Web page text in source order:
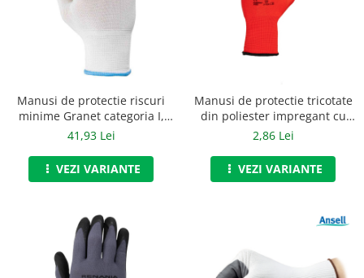
Sisteme de acces in canale
Sandale de protectie
Bocanci de protectie
Accesorii
Incaltaminte alba de protectie
Incaltaminte ESD
Manusi de protectie riscuri
minime Granet categoria I,
Renania, art.3C28 (1041)
41,93 Lei
VEZI VARIANTE
Manusi de protectie tricotate
din poliester impregant cu
latex FireFort, art.4C30
2,86 Lei
VEZI VARIANTE